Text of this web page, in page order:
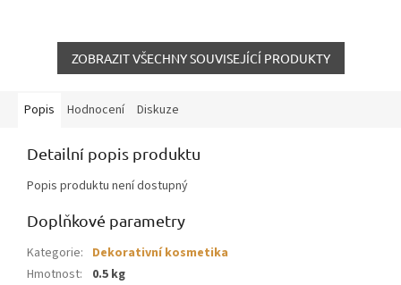
ZOBRAZIT VŠECHNY SOUVISEJÍCÍ PRODUKTY
Popis Hodnocení Diskuze
Detailní popis produktu
Popis produktu není dostupný
Doplňkové parametry
Kategorie: Dekorativní kosmetika
Hmotnost:
0.5 kg